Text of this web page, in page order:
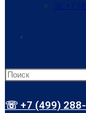
☏ +7
поиск
☏ +7 (499)